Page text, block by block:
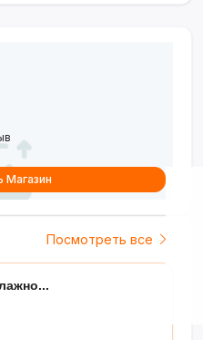
Посмотреть все
Магазин